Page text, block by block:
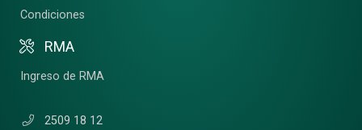
Condiciones
RMA
Ingreso de RMA
2509 18 12